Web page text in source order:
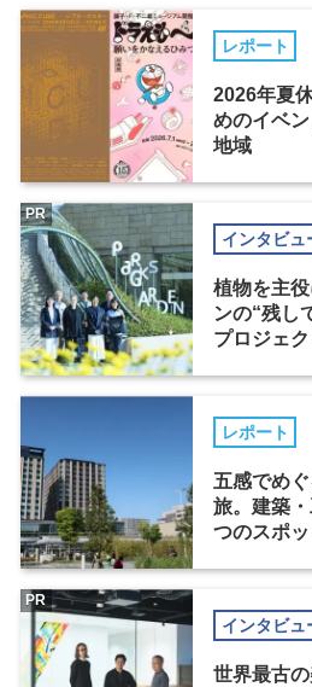
レポート
2026年夏
めのイベ
地域
インタビュ
植物を主
ンの“残し
プロジェク
PR
レポート
五感でめ
旅。建築
つのスポッ
インタビュ
世界最古
PR